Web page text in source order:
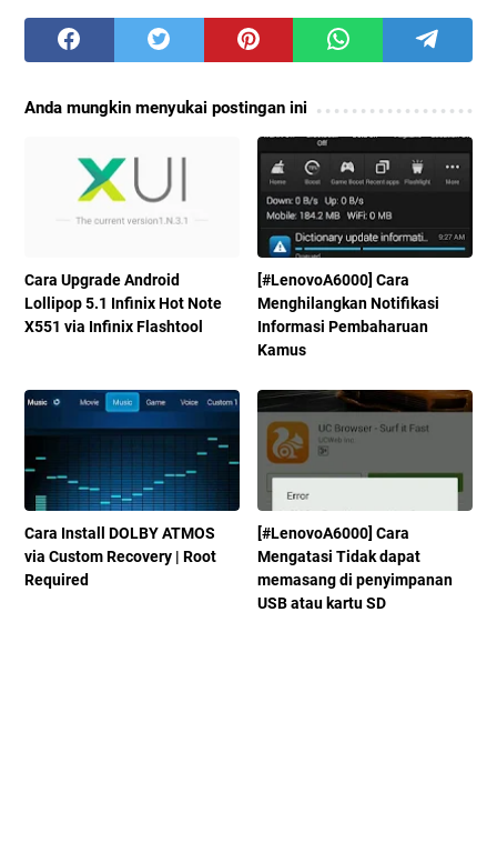
Anda mungkin menyukai postingan ini
Cara Upgrade Android
Lollipop 5.1 Infinix Hot Note
X551 via Infinix Flashtool
[#LenovoA6000] Cara
Menghilangkan Notifikasi
Informasi Pembaharuan
Kamus
Cara Install DOLBY ATMOS
via Custom Recovery | Root
Required
[#LenovoA6000] Cara
Mengatasi Tidak dapat
memasang di penyimpanan
USB atau kartu SD